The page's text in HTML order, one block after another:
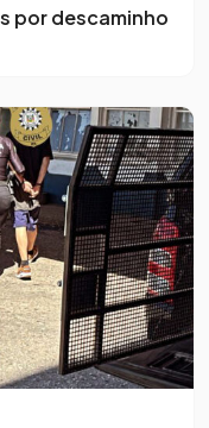
por descaminho